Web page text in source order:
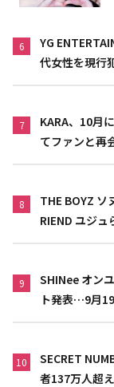
6
YG
代女性を現行
7
KARA、10月
てファンと再
8
THE BOYZ
RIEND ユジュ
9
SHINee オン
ト発表…9月
10
SECRET
者137万人超